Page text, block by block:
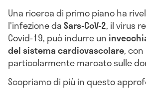
Una ricerca di primo piano ha
l'infezione daSars-CoV-2, il virus
Covid-19, può indurre un
del sistema cardiovascolare,
particolarmente marcato sulle
Scopriamo di più in questo